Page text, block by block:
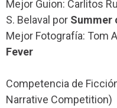
Mejor Guion: Carlitos
S. Belaval por Summer
Mejor Fotografía: Tom
Fever
Competencia de
Narrative Competition)